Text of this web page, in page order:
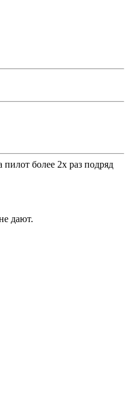
более 2х раз подряд
дают.